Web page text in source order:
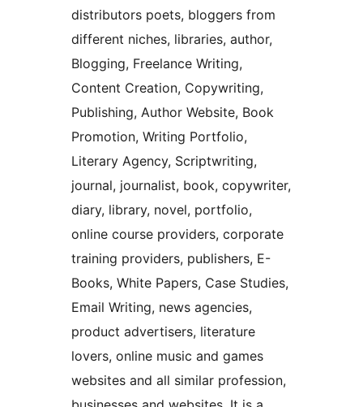
distributors poets, bloggers from
different niches, libraries, author,
Blogging, Freelance Writing,
Content Creation, Copywriting,
Publishing, Author Website, Book
Promotion, Writing Portfolio,
Literary Agency, Scriptwriting,
journal, journalist, book, copywriter,
diary, library, novel, portfolio,
online course providers, corporate
training providers, publishers, E-
Books, White Papers, Case Studies,
Email Writing, news agencies,
product advertisers, literature
lovers, online music and games
websites and all similar profession,